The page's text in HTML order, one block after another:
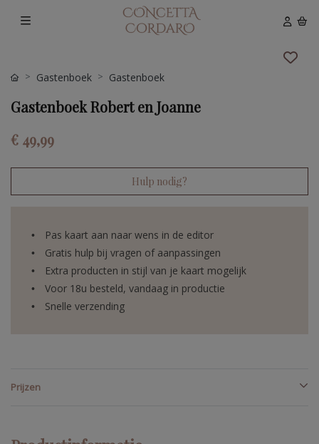
Gastenboek Gastenboek
Gastenboek Robert en Joanne
€ 49,99
Hulp nodig?
Pas kaart aan naar wens in de editor
Gratis hulp bij vragen of aanpassingen
Extra producten in stijl van je kaart mogelijk
Voor 18u besteld, vandaag in productie
Snelle verzending
Prijzen